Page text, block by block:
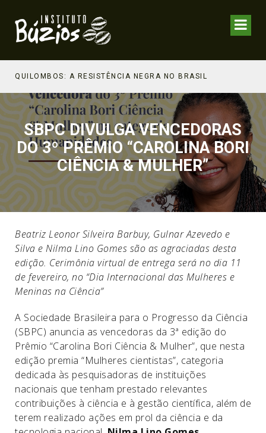
QUILOMBOS: A RESISTÊNCIA NEGRA NO BRASIL
SBPC DIVULGA VENCEDORAS
DO 3º PRÊMIO “CAROLINA BORI
CIÊNCIA & MULHER”
Beatriz Leonor Silveira Barbuy, Gulnar Azevedo e
Silva e Nilma Lino Gomes são as agraciadas desta
edição. Cerimônia virtual de entrega será no dia 11
de fevereiro, no “Dia Internacional das Mulheres e
Meninas na Ciência”
A Sociedade Brasileira para o Progresso da Ciência
(SBPC) anuncia as vencedoras da 3ª edição do
Prêmio “Carolina Bori Ciência & Mulher”, que nesta
edição premia “Mulheres cientistas”, categoria
dedicada às pesquisadoras de instituições
nacionais que tenham prestado relevantes
contribuições à ciência e à gestão científica, além de
terem realizado ações em prol da ciência e da